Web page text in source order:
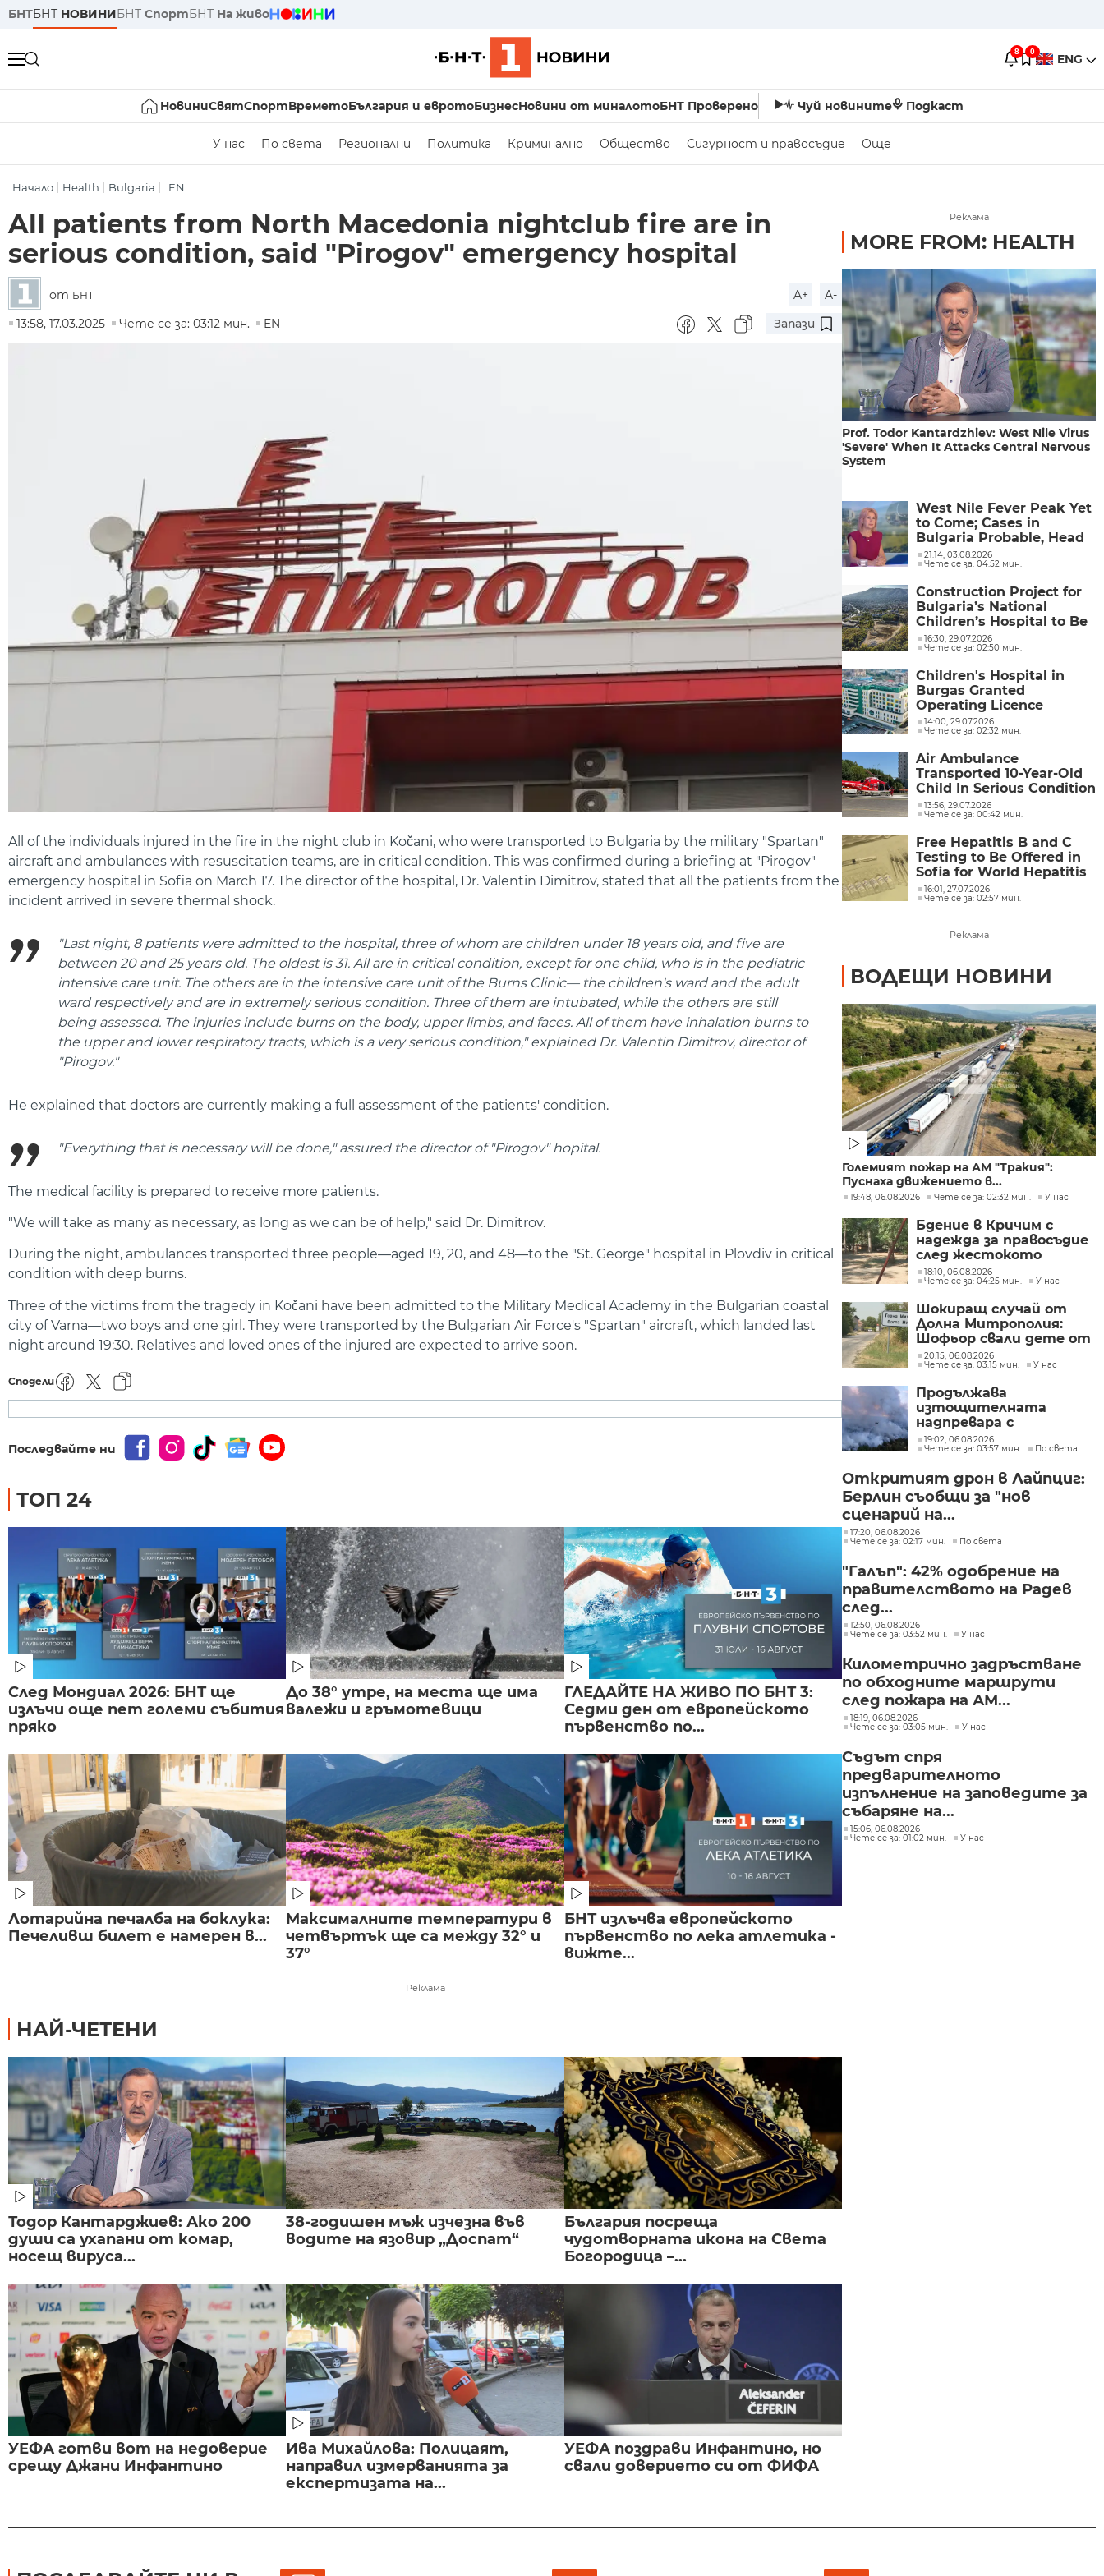
БНТБНТ НОВИНИБНТ СпортБНТ На живо
8 0 ENG
НовиниСвятСпортВреметоБългария и евротоБизнесНовини от миналотоБНТ Проверено Чуй новините Подкаст
У нас По света Регионални Политика Криминално Общество Сигурност и правосъдие Още
Начало Health Bulgaria EN
All patients from North Macedonia nightclub fire are in
serious condition, said "Pirogov" emergency hospital
от БНТ A+
A-
13:58, 17.03.2025
Чете се за: 03:12 мин. EN Запази
All of the individuals injured in the fire in the night club in Kočani, who were transported to Bulgaria by the military "Spartan"
aircraft and ambulances with resuscitation teams, are in critical condition. This was confirmed during a briefing at "Pirogov"
emergency hospital in Sofia on March 17. The director of the hospital, Dr. Valentin Dimitrov, stated that all the patients from the
incident arrived in severe thermal shock.
"Last night, 8 patients were admitted to the hospital, three of whom are children under 18 years old, and five are
between 20 and 25 years old. The oldest is 31. All are in critical condition, except for one child, who is in the pediatric
intensive care unit. The others are in the intensive care unit of the Burns Clinic— the children's ward and the adult
ward respectively and are in extremely serious condition. Three of them are intubated, while the others are still
being assessed. The injuries include burns on the body, upper limbs, and faces. All of them have inhalation burns to
the upper and lower respiratory tracts, which is a very serious condition," explained Dr. Valentin Dimitrov, director of
"Pirogov."
He explained that doctors are currently making a full assessment of the patients' condition.
"Everything that is necessary will be done," assured the director of "Pirogov" hopital.
The medical facility is prepared to receive more patients.
"We will take as many as necessary, as long as we can be of help," said Dr. Dimitrov.
During the night, ambulances transported three people—aged 19, 20, and 48—to the "St. George" hospital in Plovdiv in critical
condition with deep burns.
Three of the victims from the tragedy in Kočani have been admitted to the Military Medical Academy in the Bulgarian coastal
city of Varna—two boys and one girl. They were transported by the Bulgarian Air Force's "Spartan" aircraft, which landed last
night around 19:30. Relatives and loved ones of the injured are expected to arrive soon.
Сподели
Последвайте ни
ТОП 24
След Мондиал 2026: БНТ ще
излъчи още пет големи събития
пряко
До 38° утре, на места ще има
валежи и гръмотевици
ГЛЕДАЙТЕ НА ЖИВО ПО БНТ 3:
Седми ден от европейското
първенство по...
Лотарийна печалба на боклука:
Печеливш билет е намерен в...
Максималните температури в
четвъртък ще са между 32° и
37°
БНТ излъчва европейското
първенство по лека атлетика -
вижте...
Реклама
НАЙ-ЧЕТЕНИ
Тодор Кантарджиев: Ако 200
души са ухапани от комар,
носещ вируса...
38-годишен мъж изчезна във
водите на язовир „Доспат“
България посреща
чудотворната икона на Света
Богородица –...
УЕФА готви вот на недоверие
срещу Джани Инфантино
Ива Михайлова: Полицаят,
направил измерванията за
експертизата на...
УЕФА поздрави Инфантино, но
свали доверието си от ФИФА
Реклама
MORE FROM: HEALTH
Prof. Todor Kantardzhiev: West Nile Virus
'Severe' When It Attacks Central Nervous
System
West Nile Fever Peak Yet
to Come; Cases in
Bulgaria Probable, Head
of National Centre of
Infectious and Parasitic
Diseases Say
21:14, 03.08.2026
Чете се за: 04:52 мин.
Construction Project for
Bulgaria’s National
Children’s Hospital to Be
Restarted
16:30, 29.07.2026
Чете се за: 02:50 мин.
Children's Hospital in
Burgas Granted
Operating Licence
14:00, 29.07.2026
Чете се за: 02:32 мин.
Air Ambulance
Transported 10-Year-Old
Child In Serious Condition
from Burgas
13:56, 29.07.2026
Чете се за: 00:42 мин.
Free Hepatitis B and C
Testing to Be Offered in
Sofia for World Hepatitis
Day
16:01, 27.07.2026
Чете се за: 02:57 мин.
Реклама
ВОДЕЩИ НОВИНИ
Големият пожар на АМ "Тракия":
Пуснаха движението в...
19:48, 06.08.2026 Чете се за: 02:32 мин. У нас
Бдение в Кричим с
надежда за правосъдие
след жестокото
убийство на млад мъж
в Пловдив от
18:10, 06.08.2026
Чете се за: 04:25 мин.
У нас
Шокиращ случай от
Долна Митрополия:
Шофьор свали дете от
автобус и го остави на
пътя в жегата
20:15, 06.08.2026
Чете се за: 03:15 мин.
У нас
Продължава
изтощителната
надпревара с
бушуващите пожари в
Европа
19:02, 06.08.2026
Чете се за: 03:57 мин.
По света
Откритият дрон в Лайпциг:
Берлин съобщи за "нов
сценарий на...
17:20, 06.08.2026
Чете се за: 02:17 мин.
По света
"Галъп": 42% одобрение на
правителството на Радев
след...
12:50, 06.08.2026
Чете се за: 03:52 мин.
У нас
Километрично задръстване
по обходните маршрути
след пожара на АМ...
18:19, 06.08.2026
Чете се за: 03:05 мин.
У нас
Съдът спря
предварителното
изпълнение на заповедите за
събаряне на...
15:06, 06.08.2026
Чете се за: 01:02 мин.
У нас